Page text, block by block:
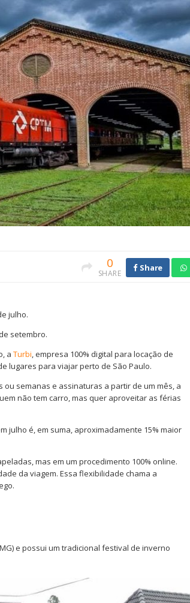
0
SHARE
Share
julho.
setembro.
a Turbi, empresa 100% digital para locação de
lugares para viajar perto de São Paulo.
semanas e assinaturas a partir de um mês, a
não tem carro, mas quer aproveitar as férias
julho é, em suma, aproximadamente 15% maior
mas em um procedimento 100% online.
da viagem. Essa flexibilidade chama a
e possui um tradicional festival de inverno